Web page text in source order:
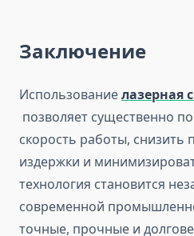
Заключение
Использованиелазерная
позволяет существенно
скорость работы, снизить
издержки и
технология становится
современной
точные, прочные и